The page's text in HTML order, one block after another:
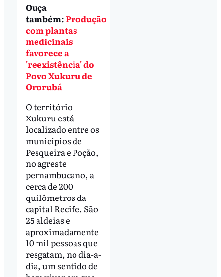
Ouça
também:Produção
com plantas
medicinais
favorece a
'reexistência' do
Povo Xukuru de
Ororubá
O território
Xukuru está
localizado entre os
municípios de
Pesqueira e Poção,
no agreste
pernambucano, a
cerca de 200
quilômetros da
capital Recife. São
25 aldeias e
aproximadamente
10 mil pessoas que
resgatam, no dia-a-
dia, um sentido de